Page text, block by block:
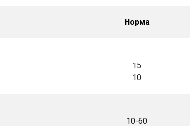
Норма
15
10
10-60